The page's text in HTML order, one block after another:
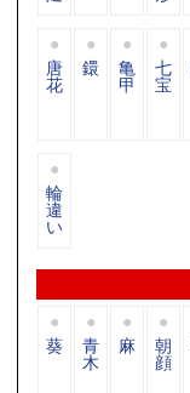
唐
花
鐶 亀
甲
七
宝
輪
違
い
葵 青
木
麻 朝
顔